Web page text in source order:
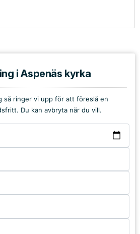
i Aspenäs kyrka
så ringer vi upp för att föreslå en
Du kan avbryta när du vill.